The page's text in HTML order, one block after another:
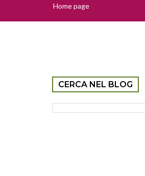
Home page
CERCA NEL BLOG